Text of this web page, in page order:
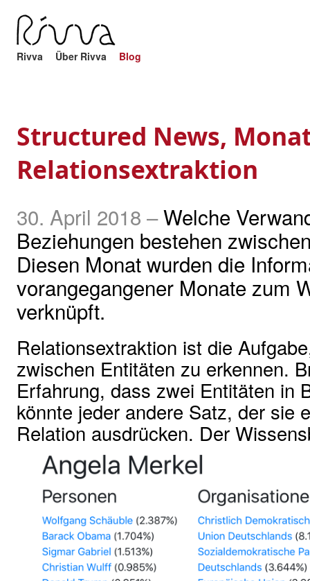
Rivva Über Rivva Blog
Structured News,
Relationsextraktion
30. April 2018 –Welche
Beziehungen bestehen
Diesen Monat wurden die
vorangegangener Monate zum
verknüpft.
Relationsextraktion ist die
zwischen Entitäten zu erkennen.
Erfahrung, dass zwei Entitäten in
könnte jeder andere Satz, der sie
Relation ausdrücken. Der